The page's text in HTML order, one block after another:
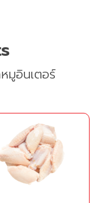
มูอินเตอร์